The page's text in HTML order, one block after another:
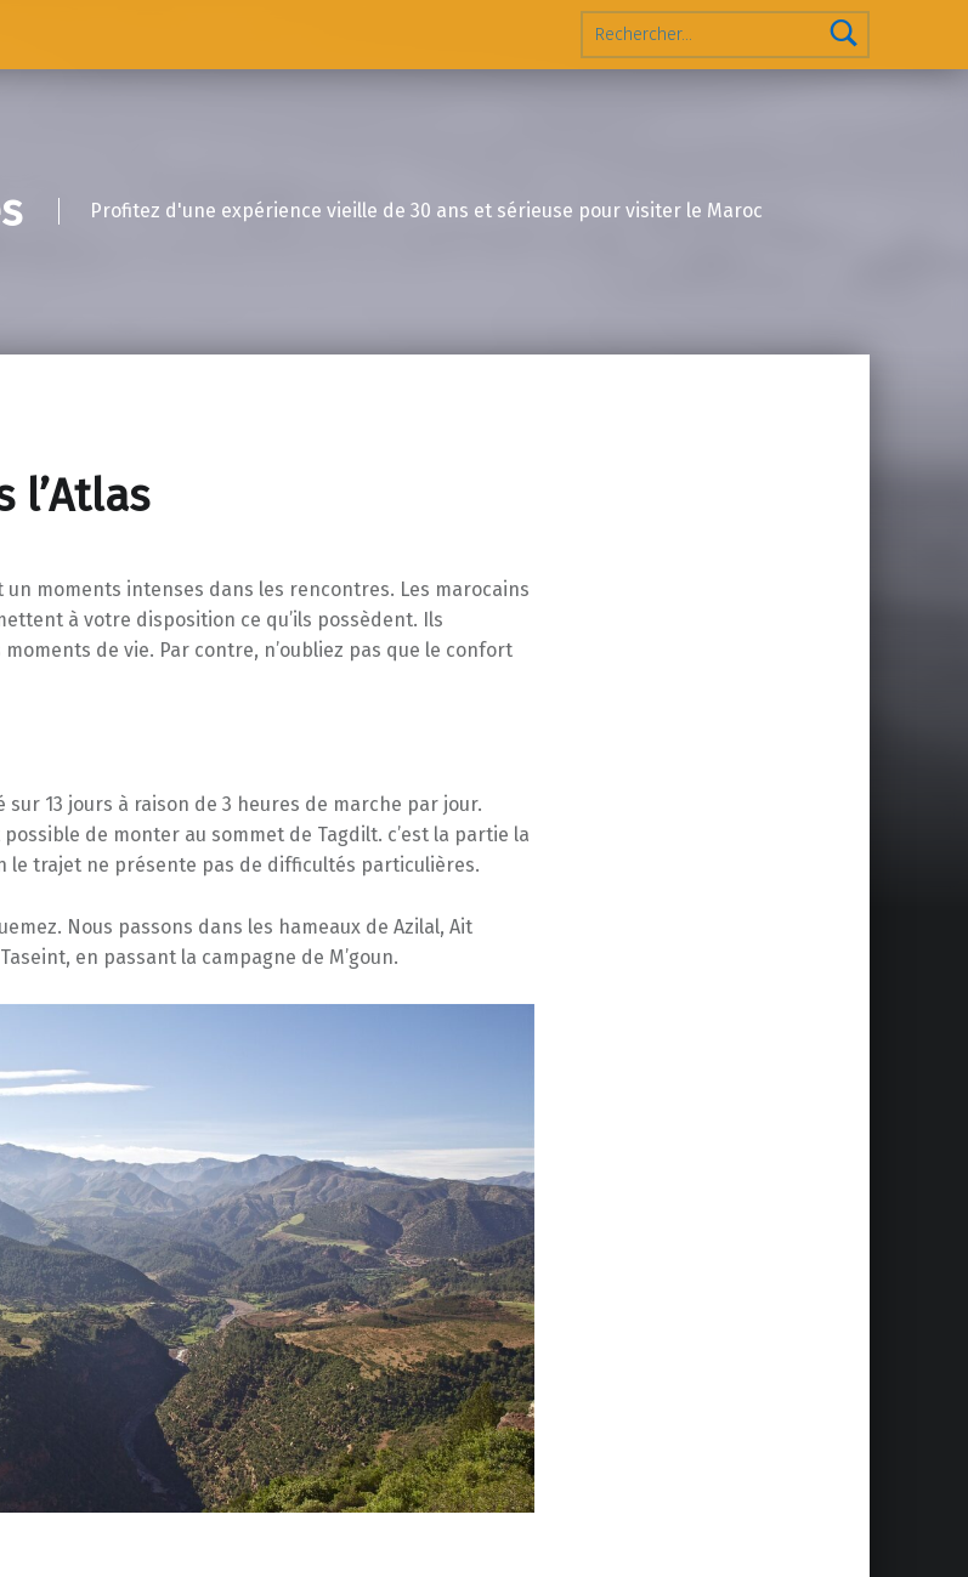
Rechercher :
Profitez d'une expérience vieille de 30 ans et sérieuse pour visiter le Maroc
l’Atlas
un moments intenses dans les rencontres. Les marocains
à votre disposition ce qu’ils possèdent. Ils
de vie. Par contre, n’oubliez pas que le confort
13 jours à raison de 3 heures de marche par jour.
de monter au sommet de Tagdilt. c’est la partie la
le trajet ne présente pas de difficultés particulières.
Nous passons dans les hameaux de Azilal, Ait
en passant la campagne de M’goun.